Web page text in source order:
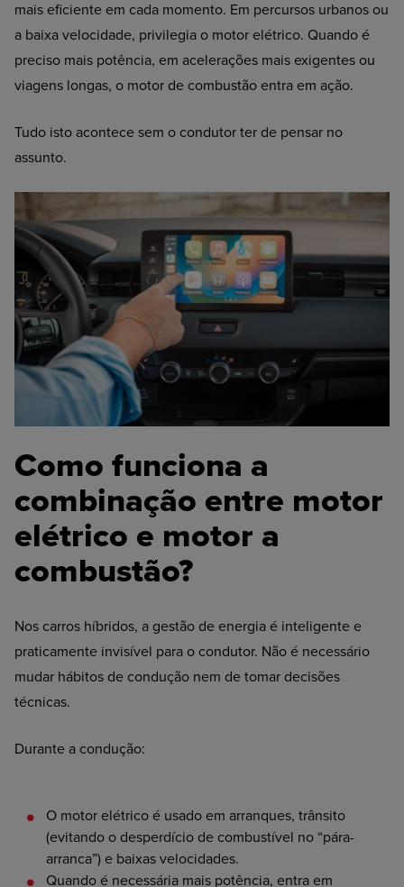
mais eficiente em cada momento. Em percursos urbanos ou
a baixa velocidade, privilegia o motor elétrico. Quando é
preciso mais potência, em acelerações mais exigentes ou
viagens longas, o motor de combustão entra em ação.
Tudo isto acontece sem o condutor ter de pensar no
assunto.
Como funciona a
combinação entre motor
elétrico e motor a
combustão?
Nos carros híbridos, a gestão de energia é inteligente e
praticamente invisível para o condutor. Não é necessário
mudar hábitos de condução nem de tomar decisões
técnicas.
Durante a condução:
O motor elétrico é usado em arranques, trânsito
(evitando o desperdício de combustível no “pára-
arranca”) e baixas velocidades.
Quando é necessária mais potência, entra em